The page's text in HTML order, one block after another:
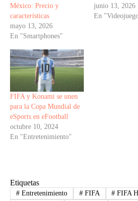
México: Precio y
características
mayo 13, 2026
En "Smartphones"
junio 13, 2026
En
FIFA y Konami se unen
para la Copa Mundial de
eSports en eFootball
octubre 10, 2024
En "Entretenimiento"
Etiquetas
#Entretenimiento #FIFA # FIFA